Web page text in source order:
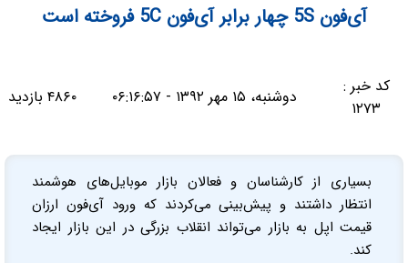
آی‌فون 5S چهار برابر آی‌فون 5C فروخته است
کد خبر :
۱۲۷۳
دوشنبه، ۱۵ مهر ۱۳۹۲ - ۰۶:۱۶:۵۷ ۴۸۶۰ بازدید
بسیاری از کارشناسان و فعالان بازار موبایل‌های هوشمند
انتظار داشتند و پیش‌بینی می‌کردند که ورود آی‌فون ارزان
قیمت اپل به بازار می‌تواند انقلاب بزرگی در این بازار ایجاد
کند.